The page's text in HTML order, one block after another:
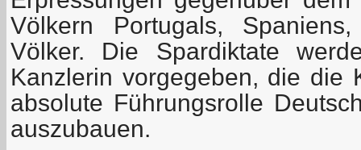
Völkern Portugals,
Völker. Die Spardiktate
Kanzlerin vorgegeben, die die
absolute Führungsrolle
auszubauen.